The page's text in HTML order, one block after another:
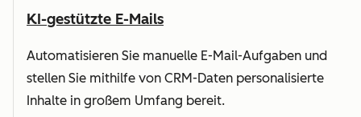
KI-gestützte E-Mails
Automatisieren Sie manuelle E-Mail-Aufgaben und
stellen Sie mithilfe von CRM-Daten personalisierte
Inhalte in großem Umfang bereit.